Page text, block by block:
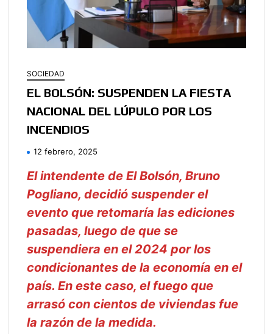
SOCIEDAD
EL BOLSÓN: SUSPENDEN LA FIESTA
NACIONAL DEL LÚPULO POR LOS
INCENDIOS
12 febrero, 2025
El intendente de El Bolsón, Bruno
Pogliano, decidió suspender el
evento que retomaría las ediciones
pasadas, luego de que se
suspendiera en el 2024 por los
condicionantes de la economía en el
país. En este caso, el fuego que
arrasó con cientos de viviendas fue
la razón de la medida.